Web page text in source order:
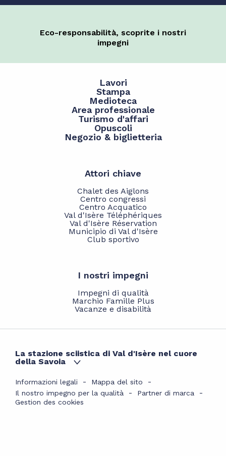
Eco-responsabilità, scoprite i nostri
impegni
Lavori
Stampa
Medioteca
Area professionale
Turismo d'affari
Opuscoli
Negozio & biglietteria
Attori chiave
Chalet des Aiglons
Centro congressi
Centro Acquatico
Val d'Isère Téléphériques
Val d'Isère Réservation
Municipio di Val d'Isère
Club sportivo
I nostri impegni
Impegni di qualità
Marchio Famille Plus
Vacanze e disabilità
La stazione sciistica di Val d'Isère nel cuore
della Savoia
Informazioni legali
Mappa del sito
Il nostro impegno per la qualità
Partner di marca
Gestion des cookies